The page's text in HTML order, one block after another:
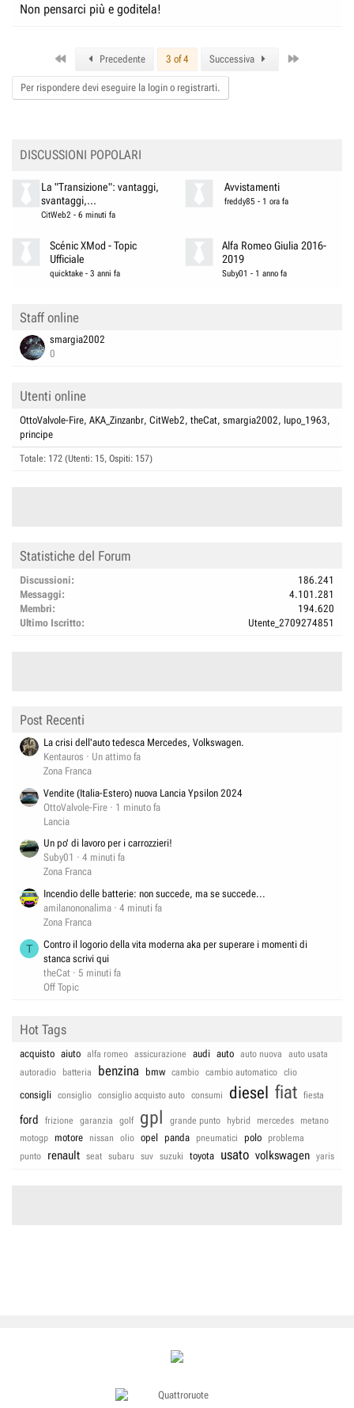
Non pensarci più e goditela!
Precedente 3 of 4 Successiva
Per rispondere devi eseguire la login o registrarti.
DISCUSSIONI POPOLARI
La "Transizione": vantaggi,
svantaggi,...
CitWeb2 - 6 minuti fa
Avvistamenti
freddy85 - 1 ora fa
Scénic XMod - Topic
Ufficiale
quicktake -3 anni fa
Alfa Romeo Giulia 2016-
2019
Suby01 - 1 anno fa
Staff online
smargia2002
0
Utenti online
OttoValvole-Fire AKA_Zinzanbr CitWeb2 theCat smargia2002 lupo_1963
principe
Totale: 172 (Utenti: 15, Ospiti: 157)
Statistiche del Forum
Discussioni
186.241
Messaggi
4.101.281
Membri
194.620
Ultimo Iscritto
Utente_2709274851
Post Recenti
La crisi dell'auto tedesca Mercedes, Volkswagen.
Kentauros
Un attimo fa
Zona Franca
Vendite (Italia-Estero) nuova Lancia Ypsilon 2024
OttoValvole-Fire
1 minuto fa
Lancia
Un po' di lavoro per i carrozzieri!
Suby01
4 minuti fa
Zona Franca
Incendio delle batterie: non succede, ma se succede...
amilanononalima
4 minuti fa
Zona Franca
T
Contro il logorio della vita moderna aka per superare i momenti di
stanca scrivi qui
theCat
5 minuti fa
Off Topic
Hot Tags
acquisto aiuto alfa romeo assicurazione audi auto auto nuova
auto usata
autoradio
batteria benzina bmw cambio cambio automatico clio
consigli consiglio consiglio acquisto auto consumi diesel fiat fiesta
ford frizione garanzia golf gpl grande punto hybrid mercedes
metano
motogp
motore nissan olio opel panda pneumatici polo
problema
punto
renault seat subaru suv suzuki toyota usato volkswagen yaris